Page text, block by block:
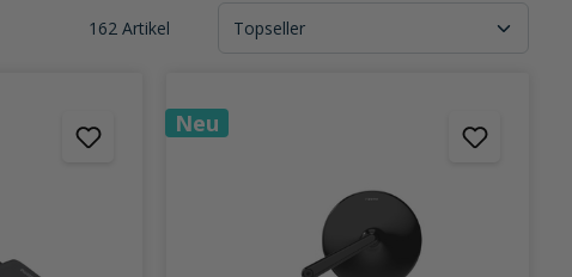
162 Artikel
Neu